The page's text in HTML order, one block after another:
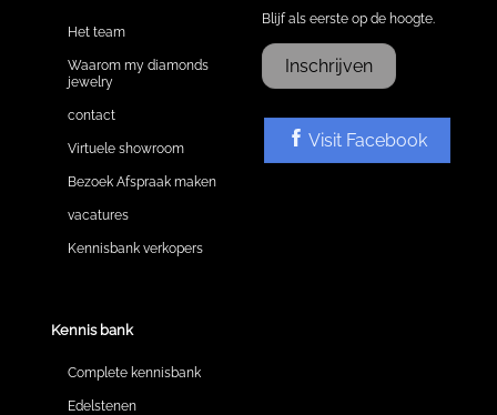
Het team
Waarom my diamonds
jewelry
contact
Virtuele showroom
Bezoek Afspraak maken
vacatures
Kennisbank verkopers
Kennis bank
Complete kennisbank
Edelstenen
Blijf als eerste op de hoogte.
Inschrijven
Visit Facebook